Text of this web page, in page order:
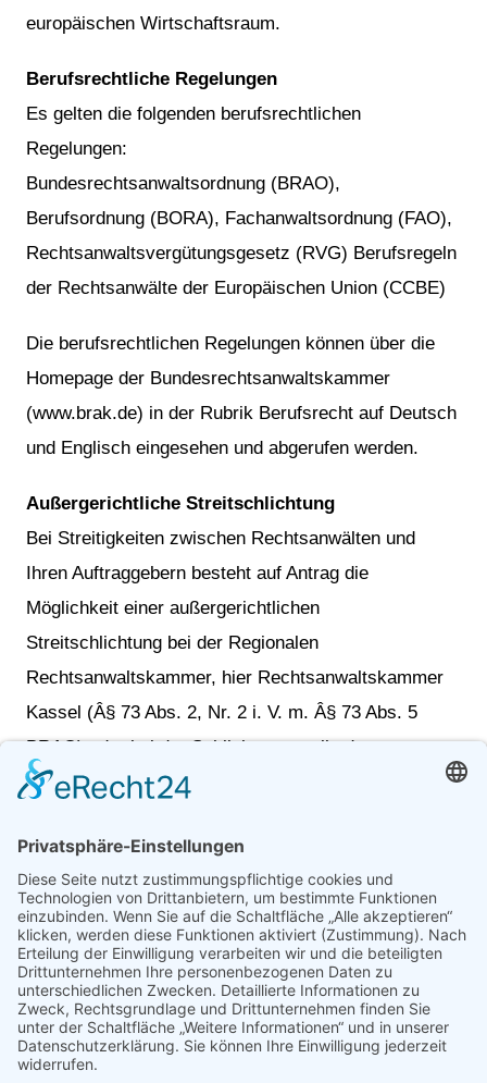
europäischen Wirtschaftsraum.
Berufsrechtliche Regelungen
Es gelten die folgenden berufsrechtlichen
Regelungen:
Bundesrechtsanwaltsordnung (BRAO),
Berufsordnung (BORA), Fachanwaltsordnung (FAO),
Rechtsanwaltsvergütungsgesetz (RVG) Berufsregeln
der Rechtsanwälte der Europäischen Union (CCBE)
Die berufsrechtlichen Regelungen können über die
Homepage der Bundesrechtsanwaltskammer
(www.brak.de) in der Rubrik Berufsrecht auf Deutsch
und Englisch eingesehen und abgerufen werden.
Außergerichtliche Streitschlichtung
Bei Streitigkeiten zwischen Rechtsanwälten und
Ihren Auftraggebern besteht auf Antrag die
Möglichkeit einer außergerichtlichen
Streitschlichtung bei der Regionalen
Rechtsanwaltskammer, hier Rechtsanwaltskammer
Kassel (Â§ 73 Abs. 2, Nr. 2 i. V. m. Â§ 73 Abs. 5
BRAO) oder bei der Schlichtungsstelle der
Rechtsanwaltschaft (Â§ 191 F BRAO) bei der
über die Homepage der
Bundesrechtsanwaltskammer (www.brak.de) E-Mail:
Schlichtungsstelle@brak.de
Umsetzung
dabe.de